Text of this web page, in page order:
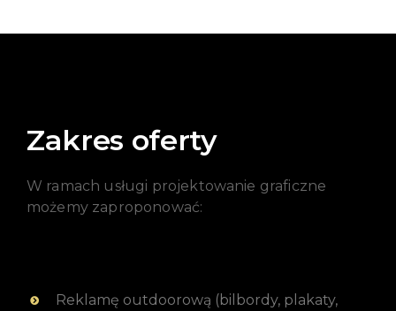
Zakres oferty
W ramach usługi projektowanie graficzne
możemy zaproponować:
Reklamę outdoorową (bilbordy, plakaty,